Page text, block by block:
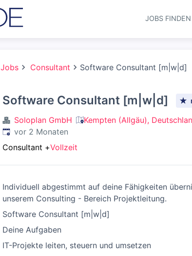
JOBS FINDEN
Jobs Consultant Software Consultant [m|w|d]
Software Consultant [m|w|d]
Soloplan GmbH
Kempten (Allgäu),
Veröffentlicht:
vor 2 Monaten
Consultant +Vollzeit
Individuell abgestimmt auf deine Fähigkeiten
unserem Consulting - Bereich Projektleitung.
Software Consultant [m|w|d]
Deine Aufgaben
IT-Projekte leiten, steuern und umsetzen